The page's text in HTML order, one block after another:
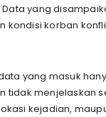
yang
kondisi korban
yang masuk
tidak menjelaskan
kejadian,